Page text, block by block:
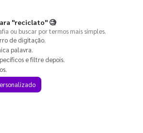
"reciclato"🧐
ou buscar por termos mais simples.
de digitação.
palavra.
e filtre depois.